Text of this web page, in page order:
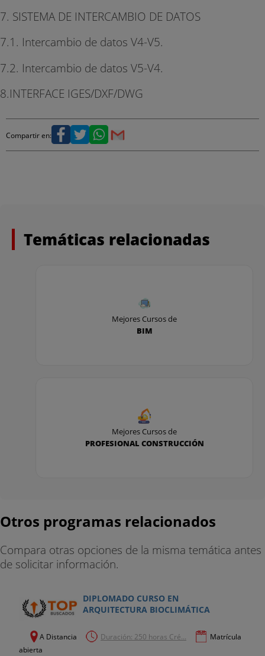
7. SISTEMA DE INTERCAMBIO DE DATOS
7.1. Intercambio de datos V4-V5.
7.2. Intercambio de datos V5-V4.
8.INTERFACE IGES/DXF/DWG
Compartir en:
Temáticas relacionadas
Mejores Cursos de
BIM
Mejores Cursos de
PROFESIONAL CONSTRUCCIÓN
Otros programas relacionados
Compara otras opciones de la misma temática antes
de solicitar información.
DIPLOMADO CURSO EN
ARQUITECTURA BIOCLIMÁTICA
A Distancia Duración: 250 horas Cré...
Matrícula
abierta